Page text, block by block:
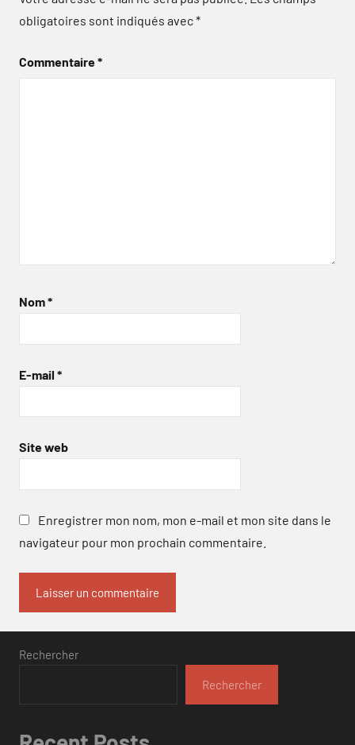
obligatoires sont indiqués avec*
Commentaire*
Nom*
E-mail *
Site web
Enregistrer mon nom, mon e-mail et mon site dans le
navigateur pour mon prochain commentaire.
Rechercher
Rechercher